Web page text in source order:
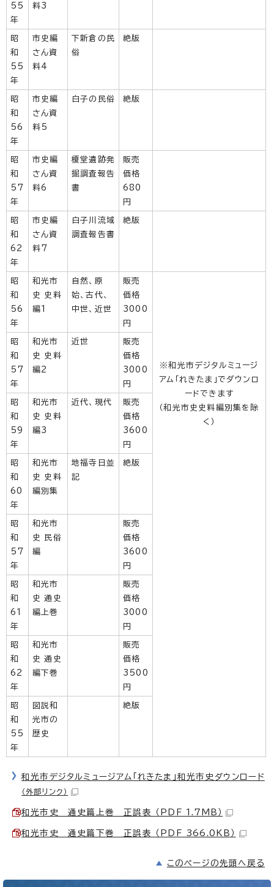
55
年
料3
昭
和
55
年
市史編
さん資
料4
下新倉の民
俗
絶版
昭
和
56
年
市史編
さん資
料5
白子の民俗 絶版
昭
和
57
年
市史編
さん資
料6
榎堂遺跡発
掘調査報告
書
販売
価格
680
円
昭
和
62
年
市史編
さん資
料7
白子川流域
調査報告書
絶版
昭
和
56
年
和光市
史 史料
編1
自然、原
始、古代、
中世、近世
販売
価格
3000
円
※和光市デジタルミュージ
アム「れきたま」でダウンロ
ードできます
（和光市史史料編別集を除
く）
昭
和
57
年
和光市
史 史料
編2
近世
販売
価格
3000
円
昭
和
59
年
和光市
史 史料
編3
近代、現代
販売
価格
3600
円
昭
和
60
年
和光市
史 史料
編別集
地福寺日並
記
絶版
昭
和
57
年
和光市
史 民俗
編
販売
価格
3600
円
昭
和
61
年
和光市
史 通史
編上巻
販売
価格
3000
円
昭
和
62
年
和光市
史 通史
編下巻
販売
価格
3500
円
昭
和
55
年
図説和
光市の
歴史
絶版
和光市デジタルミュージアム「れきたま」和光市史ダウンロード
（外部リンク）
和光市史 通史篇上巻 正誤表 （PDF 1.7MB）
和光市史 通史篇下巻 正誤表 （PDF 366.0KB）
このページの先頭へ戻る